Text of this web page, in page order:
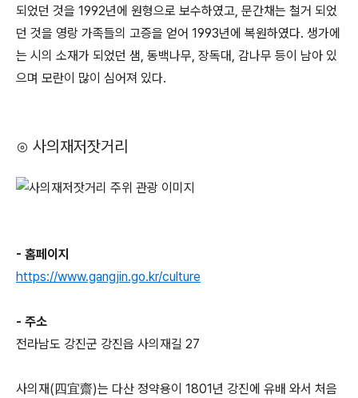
되었던 것을 1992년에 원형으로 보수하였고, 문간채는 철거 되었
던 것을 영랑 가족들의 고증을 얻어 1993년에 복원하였다. 생가에
는 시의 소재가 되었던 샘, 동백나무, 장독대, 감나무 등이 남아 있
으며 모란이 많이 심어져 있다.
⊙ 사의재저잣거리
- 홈페이지
https://www.gangjin.go.kr/culture
- 주소
전라남도 강진군 강진읍 사의재길 27
사의재(四宜齋)는 다산 정약용이 1801년 강진에 유배 와서 처음